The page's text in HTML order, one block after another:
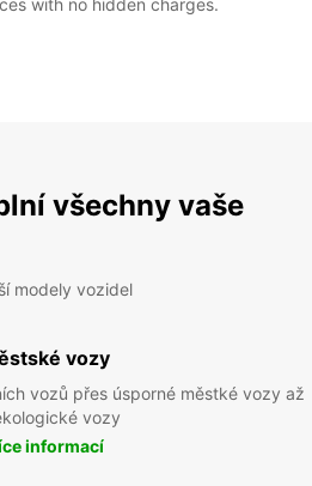
with no hidden charges.
všechny vaše
modely vozidel
vozy
vozů přes úsporné městké vozy až
vozy
informací